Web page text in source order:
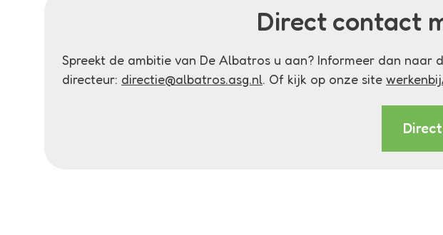
Direct contact
Spreekt de ambitie van De Albatros u aan? Informeer dan naar
directeur: directie@albatros.asg.nl. Of kijk op onze site